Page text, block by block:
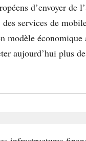
d’envoyer de
services de
modèle économique
aujourd’hui plus